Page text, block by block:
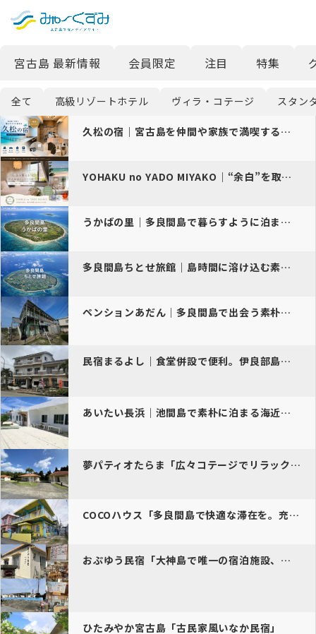
English
宮古島 最新情報 会員限定 注目 特集
全て 高級リゾートホテル ヴィラ・コテージ スタン
久松の宿｜宮古島を仲間や家族で満喫するなら「一棟貸し」がおすすめ
YOHAKU no YADO MIYAKO｜“余白”を取り戻す、宮古…
うかばの里｜多良間島で暮らすように泊まる素泊まり宿
多良間島ちとせ旅館｜島時間に溶け込む素朴な民宿ステイ
ペンションあだん｜多良間島で出会う素朴な島宿
民宿まるよし｜食堂併設で便利。伊良部島で暮らすように泊まれる民宿
あいたい長浜｜池間島で素朴に泊まる海近の民宿
夢パティオたらま「広々コテージでリラックスステイ。グループ旅行や長期…
COCOハウス「多良間島で快適な滞在を。充実の設備とサービスで、観光…
おぷゆう民宿「大神島で唯一の宿泊施設、静寂に包まれた贅沢な時間を堪能…
ひたみやか宮古島「古民家風いなか民宿」